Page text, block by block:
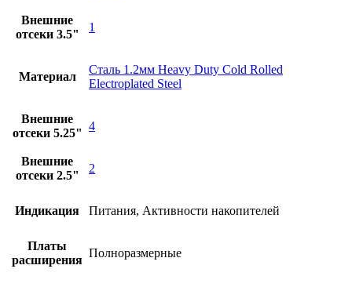
Внешние
отсеки 3.5"
1
Материал
Сталь 1.2мм Heavy Duty Cold Rolled
Electroplated Steel
Внешние
отсеки 5.25"
4
Внешние
отсеки 2.5"
2
Индикация Питания, Активности накопителей
Платы
расширения
Полноразмерные